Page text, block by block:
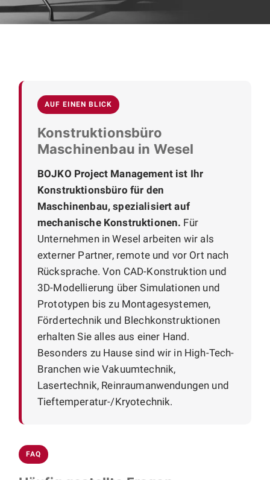
AUF EINEN BLICK
Konstruktionsbüro
Maschinenbau in Wesel
BOJKO Project Management ist Ihr
Konstruktionsbüro für den
Maschinenbau, spezialisiert auf
mechanische Konstruktionen. Für
Unternehmen in Wesel arbeiten wir als
externer Partner, remote und vor Ort nach
Rücksprache. Von CAD-Konstruktion und
3D-Modellierung über Simulationen und
Prototypen bis zu Montagesystemen,
Fördertechnik und Blechkonstruktionen
erhalten Sie alles aus einer Hand.
Besonders zu Hause sind wir in High-Tech-
Branchen wie Vakuumtechnik,
Lasertechnik, Reinraumanwendungen und
Tieftemperatur-/Kryotechnik.
FAQ